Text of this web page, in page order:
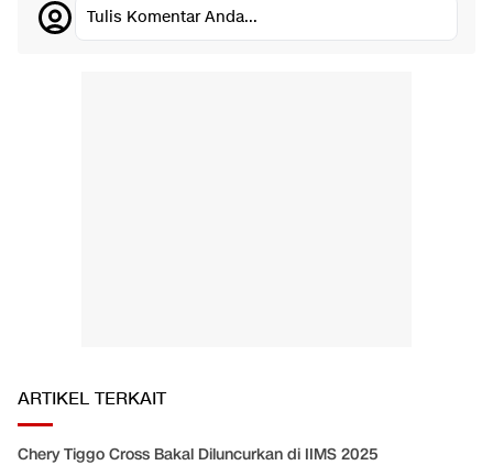
Tulis Komentar Anda...
ARTIKEL TERKAIT
Chery Tiggo Cross Bakal Diluncurkan di IIMS 2025